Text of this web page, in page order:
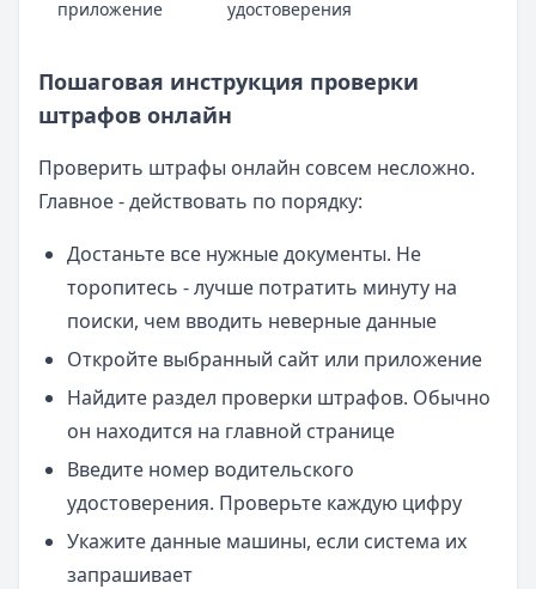
приложение удостоверения
Пошаговая инструкция проверки
штрафов онлайн
Проверить штрафы онлайн совсем несложно.
Главное - действовать по порядку:
Достаньте все нужные документы. Не
торопитесь - лучше потратить минуту на
поиски, чем вводить неверные данные
Откройте выбранный сайт или приложение
Найдите раздел проверки штрафов. Обычно
он находится на главной странице
Введите номер водительского
удостоверения. Проверьте каждую цифру
Укажите данные машины, если система их
запрашивает